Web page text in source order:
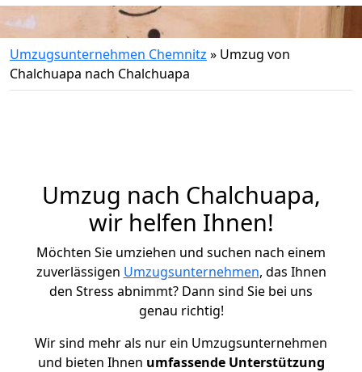
Umzugsunternehmen Chemnitz » Umzug von
Chalchuapa nach Chalchuapa
Umzug nach Chalchuapa,
wir helfen Ihnen!
Möchten Sie umziehen und suchen nach einem
zuverlässigen Umzugsunternehmen, das Ihnen
den Stress abnimmt? Dann sind Sie bei uns
genau richtig!
Wir sind mehr als nur ein Umzugsunternehmen
und bieten Ihnen umfassende Unterstützung